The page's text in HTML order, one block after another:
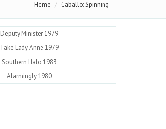
Home Caballo: Spinning
Deputy Minister 1979
Take Lady Anne 1979
Southern Halo 1983
Alarmingly 1980